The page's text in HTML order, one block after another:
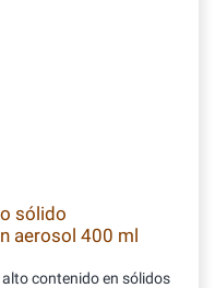
sólido
aerosol 400 ml
contenido en sólidos